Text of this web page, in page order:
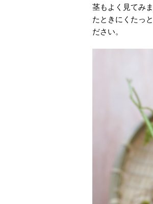
茎もよく見てみ
たときにくたっ
ださい。